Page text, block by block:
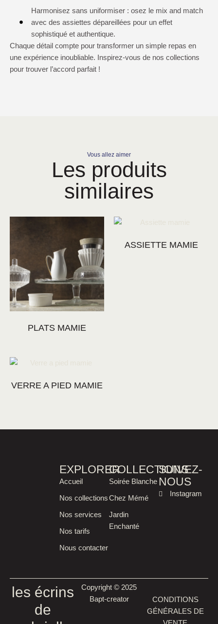
Harmonisez sans uniformiser : osez le mix and match
avec des assiettes dépareillées pour un effet
sophistiqué et authentique.
Chaque détail compte pour transformer un simple repas en
une expérience inoubliable. Inspirez-vous de nos collections
pour trouver l’accord parfait !
Vous allez aimer
Les produits
similaires
PLATS MAMIE
ASSIETTE MAMIE
VERRE A PIED MAMIE
EXPLORER
Accueil
Nos collections
Nos services
Nos tarifs
Nous contacter
COLLECTIONS
Soirée Blanche
Chez Mémé
Jardin
Enchanté
SUIVEZ-
NOUS
Instagram
Copyright © 2025
Bapt-creator
les écrins
de
CONDITIONS
GÉNÉRALES DE